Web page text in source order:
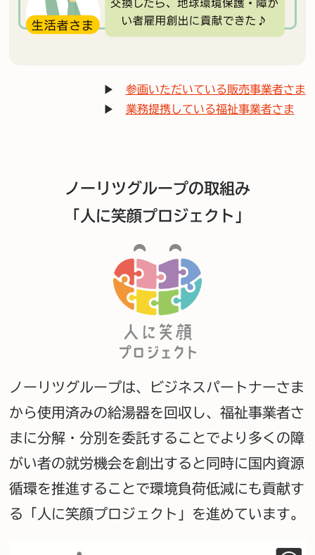
▶ 参画いただいている販売事業者さま
▶ 業務提携している福祉事業者さま
ノーリツグループの取組み
「人に笑顔プロジェクト」
ノーリツグループは、ビジネスパートナーさま
から使用済みの給湯器を回収し、福祉事業者さ
まに分解・分別を委託することでより多くの障
がい者の就労機会を創出すると同時に国内資源
循環を推進することで環境負荷低減にも貢献す
る「人に笑顔プロジェクト」を進めています。